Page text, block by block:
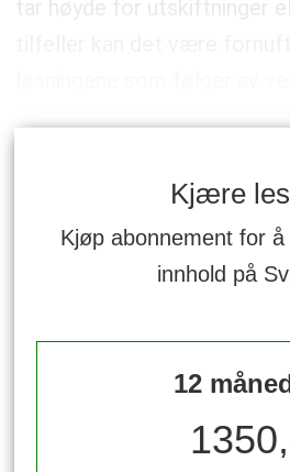
Kjære
Kjøp abonnement for
innhold på
12